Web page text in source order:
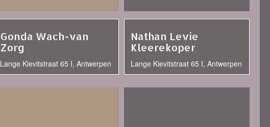
Gonda Wach-van
Zorg
Lange Kievitstraat 65 I, Antwerpen
Nathan Levie
Kleerekoper
Lange Kievitstraat 65 I, Antwerpen